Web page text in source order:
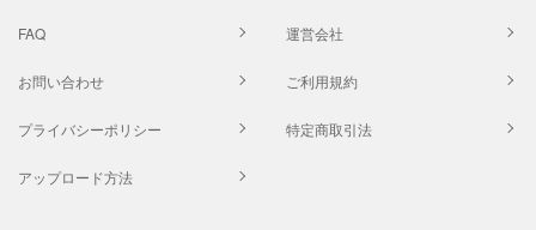
FAQ 運営会社
お問い合わせ ご利用規約
プライバシーポリシー 特定商取引法
アップロード方法